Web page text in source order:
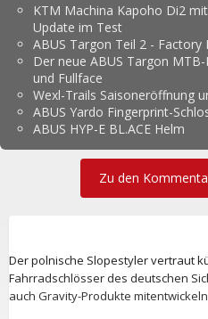
KTM Machina Kapoho Di2
Update im Test
ABUS Targon Teil 2 - Factory
Der neue ABUS Targon
und Fullface
Wexl-Trails Saisoneröffnung
ABUS Yardo Fingerprint-
ABUS HYP-E BL.ACE Helm
Der polnische Slopestyler vertraut
Fahrradschlösser des deutschen
auch Gravity-Produkte